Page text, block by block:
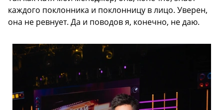
каждого поклонника и поклонницу в лицо. Уверен,
она не ревнует. Да и поводов я, конечно, не даю.